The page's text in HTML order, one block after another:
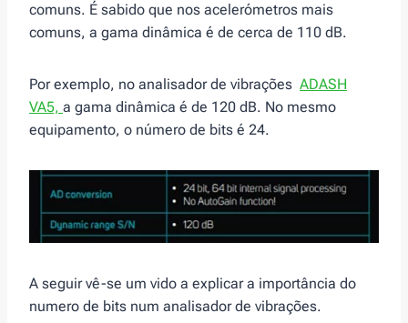
comuns. É sabido que nos acelerómetros mais
comuns, a gama dinâmica é de cerca de 110 dB.
Por exemplo, no analisador de vibrações ADASH
VA5, a gama dinâmica é de 120 dB. No mesmo
equipamento, o número de bits é 24.
A seguir vê-se um vido a explicar a importância do
numero de bits num analisador de vibrações.